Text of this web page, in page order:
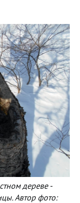
дереве -
Автор фото: